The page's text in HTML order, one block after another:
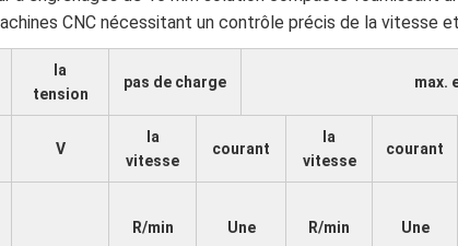
la
tension
pas de charge max.
V
la
vitesse
courant
la
vitesse
courant
R/min Une R/min Une